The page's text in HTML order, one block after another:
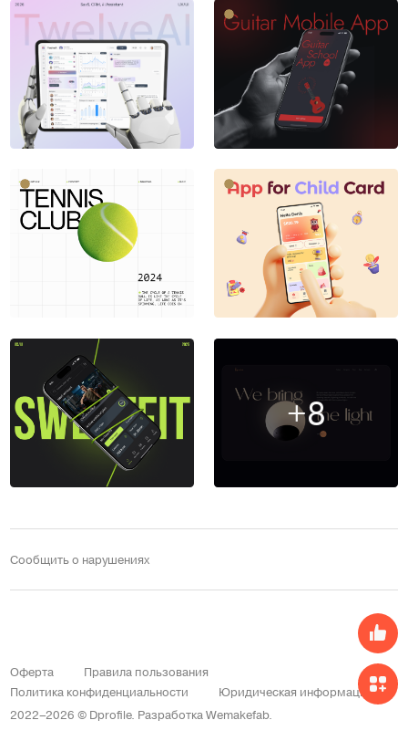
+8
Сообщить о нарушениях
2022–2026 © Dprofile. РазработкаWemakefab.
Оферта
Правила пользования
Политика конфиденциальности
Юридическая информация